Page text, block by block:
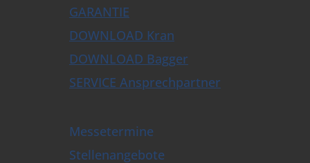
GARANTIE
DOWNLOAD Kran
DOWNLOAD Bagger
SERVICE Ansprechpartner
Messetermine
Stellenangebote